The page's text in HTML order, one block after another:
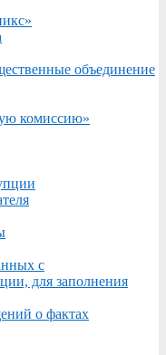
объединение
комиссию»
с
для заполнения
о фактах